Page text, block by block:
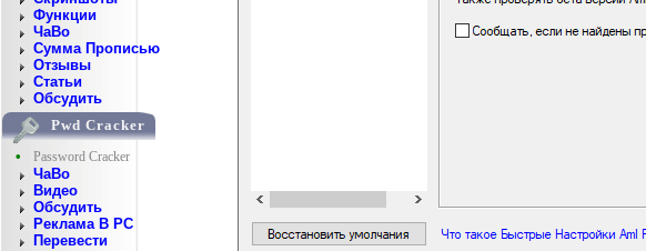
Функции
ЧаВо
Сумма Прописью
Отзывы
Статьи
Обсудить
Pwd Cracker
•
Password Cracker
ЧаВо
Видео
Обсудить
Реклама В PC
Перевести